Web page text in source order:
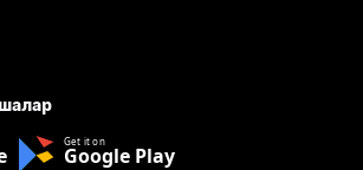
Get it on
Google Play